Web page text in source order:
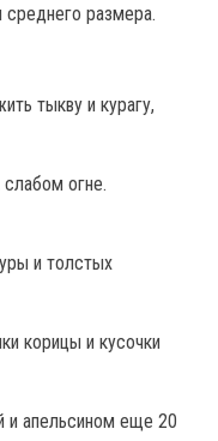
среднего размера.
тыкву и курагу,
слабом огне.
и толстых
корицы и кусочки
и апельсином еще 20